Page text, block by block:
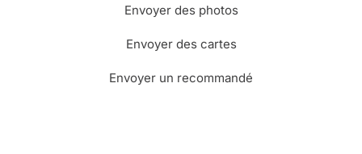
Envoyer des photos
Envoyer des cartes
Envoyer un recommandé